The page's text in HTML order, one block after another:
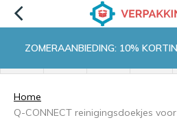
ZOMERAANBIEDING: 10%
Home
Q-CONNECT reinigingsdoekjes